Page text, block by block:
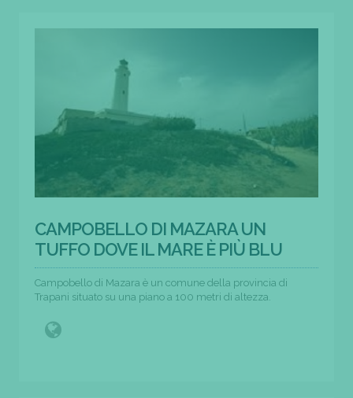
CAMPOBELLO DI MAZARA UN
TUFFO DOVE IL MARE È PIÙ BLU
Campobello di Mazara è un comune della provincia di
Trapani situato su una piano a 100 metri di altezza.